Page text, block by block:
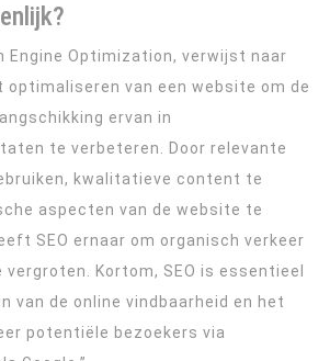
Engine Optimization, verwijst naar
optimaliseren van een website om de
ervan in
te verbeteren. Door relevante
kwalitatieve content te
aspecten van de website te
SEO ernaar om organisch verkeer
Kortom, SEO is essentieel
van de online vindbaarheid en het
potentiële bezoekers via